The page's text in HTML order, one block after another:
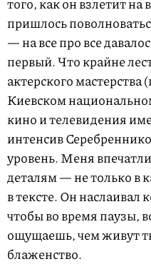
пришлось
— на все про все
первый. Что крайне
актерского
Киевском
кино и телевидения
интенсив
уровень. Меня
деталям — не только в
в тексте. Он наслаивал
чтобы во время паузы,
ощущаешь, чем живут
блаженство.